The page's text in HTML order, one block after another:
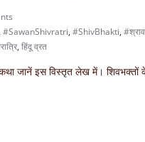
,#SawanShivratri,#ShivBhakti,
,हिंदू व्रत
कथा जानें इस विस्तृत लेख में। शिवभक्तों